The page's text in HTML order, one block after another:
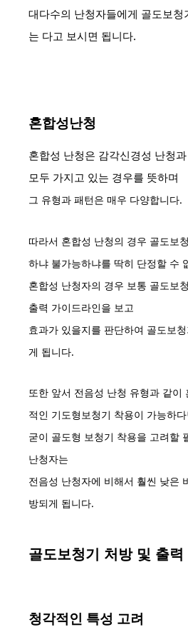
대다수의 난청자들에게 골도보
는 다고 보시면 됩니다.
혼합성난청
혼합성 난청은 감각신경성 난청
모두 가지고 있는 경우를 뜻하며
그 유형과 패턴은 매우 다양합니다.
따라서 혼합성 난청의 경우 골도보
하냐 불가능하냐를 딱히 단정할 수
혼합성 난청자의 경우 보통 골도보
출력 가이드라인을 보고
효과가 있을지를 판단하여 골도보
게 됩니다.
또한 앞서 전음성 난청 유형과 같이
적인 기도형보청기 착용이 가능하다
굳이 골도형 보청기 착용을 고려할
난청자는
전음성 난청자에 비해서 훨씬 낮은
방되게 됩니다.
골도보청기 처방 및 출력
청각적인 특성 고려